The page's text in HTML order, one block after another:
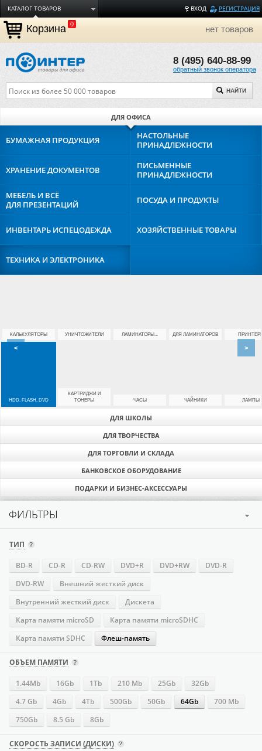
ВХОД РЕГИСТРАЦИЯ
КАТАЛОГ ТОВАРОВ
ДОСТАВКА
ОПЛАТА
ТОРГОВЫЕ МАРКИ
О КОМПАНИИ
Корзина 0 нет товаров
8 (495) 640-88-99
обратный звонок оператора
НАЙТИ
ДЛЯ ОФИСА
ДЛЯ ШКОЛЫ
ДЛЯ ТВОРЧЕСТВА
ДЛЯ ТОРГОВЛИ И СКЛАДА
БАНКОВСКОЕ ОБОРУДОВАНИЕ
ПОДАРКИ И БИЗНЕС-АКСЕССУАРЫ
БУМАЖНАЯ ПРОДУКЦИЯ
НАСТОЛЬНЫЕ
ПРИНАДЛЕЖНОСТИ
ХРАНЕНИЕДОКУМЕНТОВ
ПИСЬМЕННЫЕ
ПРИНАДЛЕЖНОСТИ
МЕБЕЛЬ И ВСЁ
ДЛЯ ПРЕЗЕНТАЦИЙ
ПОСУДА И ПРОДУКТЫ
ИНВЕНТАРЬ ИСПЕЦОДЕЖДА ХОЗЯЙСТВЕННЫЕТОВАРЫ
ТЕХНИКА ИЭЛЕКТРОНИКА
КАЛЬКУЛЯТОРЫ УНИЧТОЖИТЕЛИ ЛАМИНАТОРЫ... ДЛЯ ЛАМИНАТОРОВ
HDD, FLASH, DVD
КАРТРИДЖИ И
ТОНЕРЫ
ЧАСЫ ЧАЙНИКИ ЛАМПЫ
< >
ФИЛЬТРЫ
ТИП
BD-R CD-R CD-RW DVD+R DVD+RW
DVD-R
DVD-RW
Внешний жесткий диск
Внутренний жесткий диск
Дискета
Карта памяти microSD
Карта памяти microSDHC
Карта памяти SDHC
Флеш-память
ОБЪЕМ ПАМЯТИ
1.44Mb 16Gb 1Tb 210 Mb 25Gb
32Gb
4.7 Gb
4Gb 4Tb 500Gb 50Gb 64Gb
700 Mb
750Gb
8.5 Gb 8Gb
СКОРОСТЬ ЗАПИСИ (ДИСКИ)